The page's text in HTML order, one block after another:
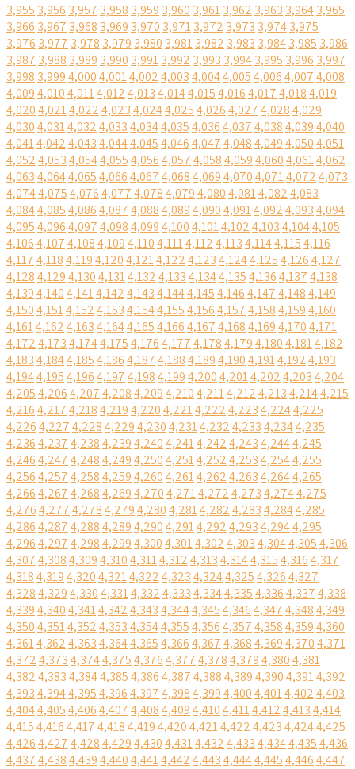
3,955 3,956 3,957 3,958 3,959 3,960 3,9613,962 3,963 3,9643,965
3,966 3,967 3,968 3,969 3,970 3,9713,972 3,973 3,9743,975
3,976 3,977 3,978 3,979 3,980 3,9813,982 3,983 3,9843,985 3,986
3,987 3,988 3,989 3,990 3,9913,992 3,993 3,9943,995 3,996 3,997
3,998 3,9994,0004,0014,0024,0034,0044,0054,0064,0074,008
4,0094,0104,0114,0124,0134,0144,0154,0164,0174,0184,019
4,0204,0214,0224,0234,0244,0254,0264,0274,0284,029
4,0304,0314,0324,0334,0344,0354,0364,0374,0384,0394,040
4,0414,0424,0434,0444,0454,0464,0474,0484,0494,0504,051
4,0524,0534,0544,0554,0564,0574,0584,0594,0604,0614,062
4,0634,0644,0654,0664,0674,0684,0694,0704,0714,0724,073
4,0744,0754,0764,0774,0784,0794,0804,0814,0824,083
4,0844,0854,0864,0874,0884,0894,0904,0914,0924,0934,094
4,0954,0964,0974,0984,0994,1004,1014,1024,1034,1044,105
4,1064,1074,1084,1094,1104,1114,1124,1134,1144,1154,116
4,1174,1184,1194,1204,1214,1224,1234,1244,1254,1264,127
4,1284,1294,1304,1314,1324,1334,1344,1354,1364,1374,138
4,1394,1404,1414,1424,1434,1444,1454,1464,1474,1484,149
4,1504,1514,1524,1534,1544,1554,1564,1574,1584,1594,160
4,1614,1624,1634,1644,1654,1664,1674,1684,1694,1704,171
4,1724,1734,1744,1754,1764,1774,1784,1794,1804,1814,182
4,1834,1844,1854,1864,1874,1884,1894,1904,1914,1924,193
4,1944,1954,1964,1974,1984,1994,2004,2014,2024,2034,204
4,2054,2064,2074,2084,2094,2104,2114,2124,2134,2144,215
4,2164,2174,2184,2194,2204,2214,2224,2234,2244,225
4,2264,2274,2284,2294,2304,2314,2324,2334,2344,235
4,2364,2374,2384,2394,2404,2414,2424,2434,2444,245
4,2464,2474,2484,2494,2504,2514,2524,2534,2544,255
4,2564,2574,2584,2594,2604,2614,2624,2634,2644,265
4,2664,2674,2684,2694,2704,2714,2724,2734,2744,275
4,2764,2774,2784,2794,2804,2814,2824,2834,2844,285
4,2864,2874,2884,2894,2904,2914,2924,2934,2944,295
4,2964,2974,2984,2994,3004,3014,3024,3034,3044,3054,306
4,3074,3084,3094,3104,3114,3124,3134,3144,3154,3164,317
4,3184,3194,3204,3214,3224,3234,3244,3254,3264,327
4,3284,3294,3304,3314,3324,3334,3344,3354,3364,3374,338
4,3394,3404,3414,3424,3434,3444,3454,3464,3474,3484,349
4,3504,3514,3524,3534,3544,3554,3564,3574,3584,3594,360
4,3614,3624,3634,3644,3654,3664,3674,3684,3694,3704,371
4,3724,3734,3744,3754,3764,3774,3784,3794,3804,381
4,3824,3834,3844,3854,3864,3874,3884,3894,3904,3914,392
4,3934,3944,3954,3964,3974,3984,3994,4004,4014,4024,403
4,4044,4054,4064,4074,4084,4094,4104,4114,4124,4134,414
4,4154,4164,4174,4184,4194,4204,4214,4224,4234,4244,425
4,4264,4274,4284,4294,4304,4314,4324,4334,4344,4354,436
4,4374,4384,4394,4404,4414,4424,4434,4444,4454,4464,447